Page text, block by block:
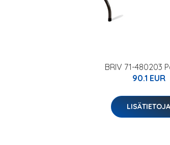
BRIV 71-480203
90.1 EUR
LISÄTIETOJA